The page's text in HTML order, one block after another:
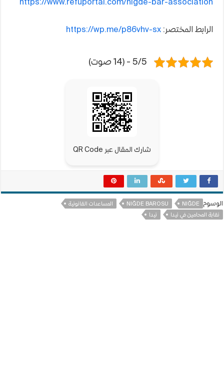
https://www.refuportal.com/nigde-bar-association
الرابط المختصر: https://wp.me/p86vhv-sx
5/5 - (14 صوت)
شارك المقال عبر QR Code
الوسوم NIĞDE
NIĞDE BAROSU
المساعدات القانونية
نقابة المحامين في نيدا
نيدا